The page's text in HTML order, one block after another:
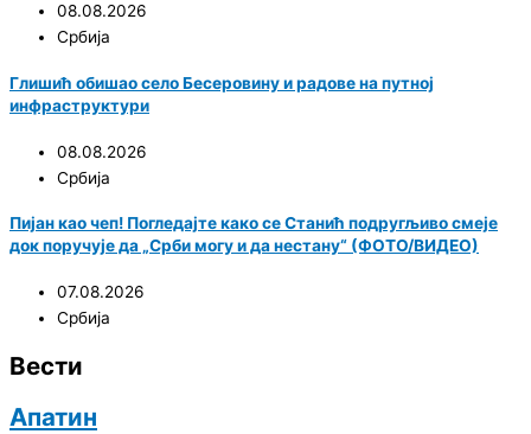
08.08.2026
Србија
Глишић обишао село Бесеровину и радове на путној
инфраструктури
08.08.2026
Србија
Пијан као чеп! Погледајте како се Станић подругљиво смеје
док поручује да „Срби могу и да нестану“ (ФОТО/ВИДЕО)
07.08.2026
Србија
Вести
Апатин